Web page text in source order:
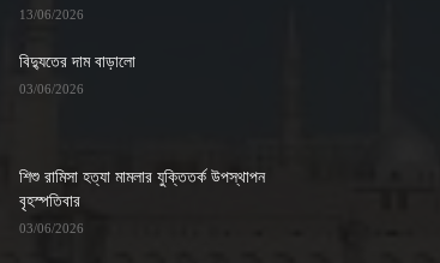
13/06/2026
বিদ্যুতের দাম বাড়ালো
03/06/2026
শিশু রামিসা হত্যা মামলার যুক্তিতর্ক উপস্থাপন
বৃহস্পতিবার
03/06/2026